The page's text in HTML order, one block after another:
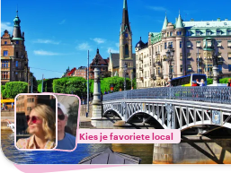
Kies je favoriete local